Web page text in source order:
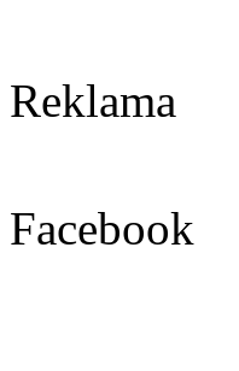
Reklama
Facebook